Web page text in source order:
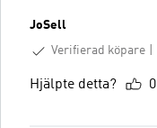
JoSell
Verifierad köpare
Hjälpte detta? 0